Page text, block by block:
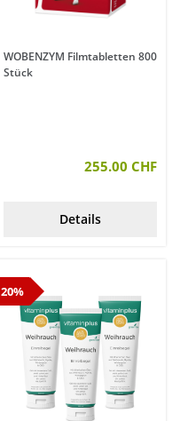
WOBENZYM Filmtabletten 800
Stück
255.00 CHF
Details
20%